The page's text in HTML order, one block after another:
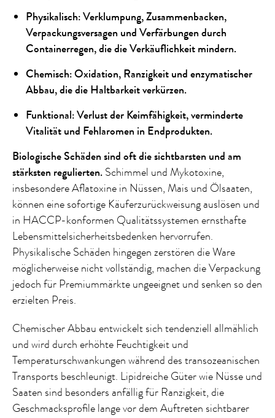
Physikalisch: Verklumpung, Zusammenbacken,
Verpackungsversagen und Verfärbungen durch
Containerregen, die die Verkäuflichkeit mindern.
Chemisch: Oxidation, Ranzigkeit und enzymatischer
Abbau, die die Haltbarkeit verkürzen.
Funktional: Verlust der Keimfähigkeit, verminderte
Vitalität und Fehlaromen in Endprodukten.
Biologische Schäden sind oft die sichtbarsten und am
stärksten regulierten.Schimmel und Mykotoxine,
insbesondere Aflatoxine in Nüssen, Mais und Ölsaaten,
können eine sofortige Käuferzurückweisung auslösen und
in HACCP-konformen Qualitätssystemen ernsthafte
Lebensmittelsicherheitsbedenken hervorrufen.
Physikalische Schäden hingegen zerstören die Ware
möglicherweise nicht vollständig, machen die Verpackung
jedoch für Premiummärkte ungeeignet und senken so den
erzielten Preis.
Chemischer Abbau entwickelt sich tendenziell allmählich
und wird durch erhöhte Feuchtigkeit und
Temperaturschwankungen während des transozeanischen
Transports beschleunigt. Lipidreiche Güter wie Nüsse und
Saaten sind besonders anfällig für Ranzigkeit, die
Geschmacksprofile lange vor dem Auftreten sichtbarer